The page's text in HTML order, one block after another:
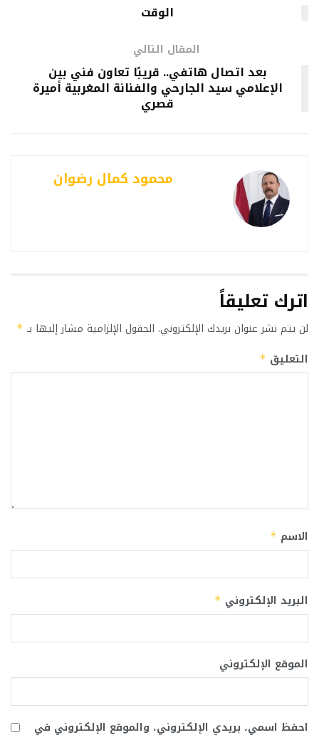
الوقت
المقال التالي
بعد اتصال هاتفي.. قريبًا تعاون فني بين
الإعلامي سيد الجارحي والفنانة المغربية أميرة
قصري
محمود كمال رضوان
اترك تعليقاً
لن يتم نشر عنوان بريدك الإلكتروني. الحقول الإلزامية مشار إليها بـ *
التعليق *
الاسم *
البريد الإلكتروني *
الموقع الإلكتروني
احفظ اسمي، بريدي الإلكتروني، والموقع الإلكتروني في